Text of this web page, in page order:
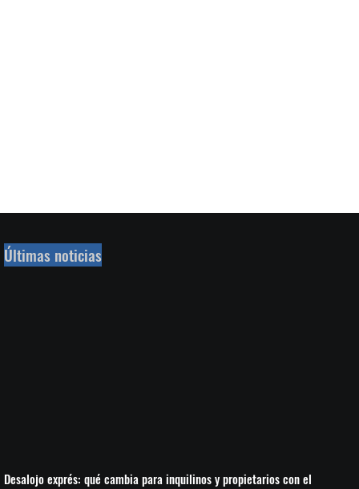
Últimas noticias
Desalojo exprés: qué cambia para inquilinos y propietarios con el